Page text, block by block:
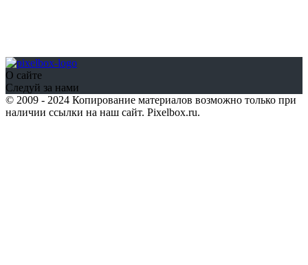
О сайте
Следуй за нами
© 2009 - 2024 Копирование материалов возможно только при
наличии ссылки на наш сайт. Pixelbox.ru.